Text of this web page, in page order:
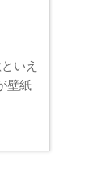
いえ
壁紙